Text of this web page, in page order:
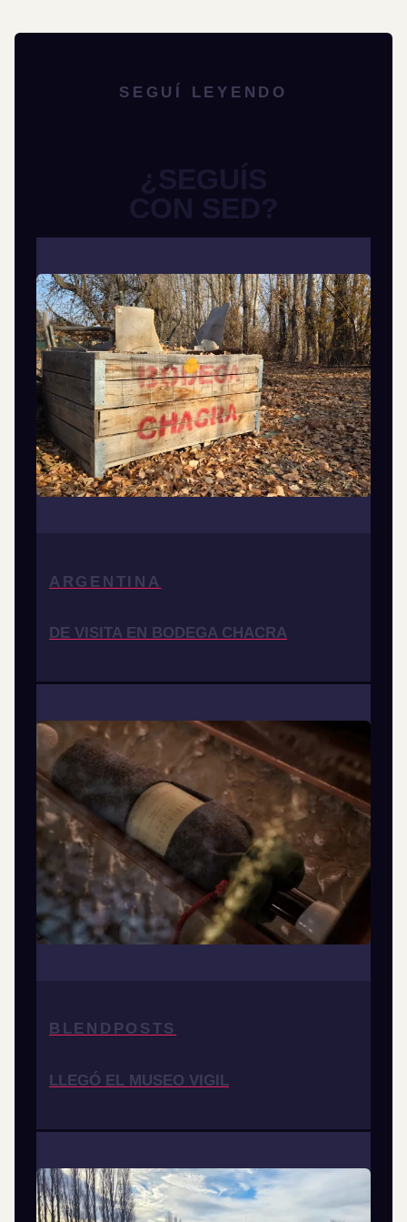
SEGUÍ LEYENDO
¿SEGUÍS
CON SED?
ARGENTINA
DE VISITA EN BODEGA CHACRA
BLENDPOSTS
LLEGÓ EL MUSEO VIGIL